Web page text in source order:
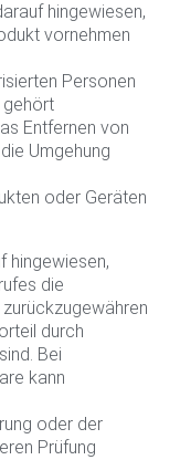
hingewiesen,
vornehmen
Personen
gehört
Entfernen von
Umgehung
oder Geräten
hingewiesen,
die
durch
Bei
kann
oder der
Prüfung